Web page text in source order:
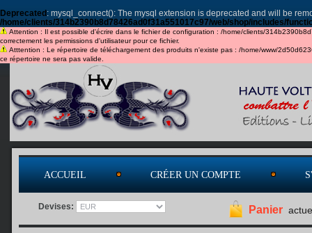
Deprecated : mysql_connect(): The mysql extension is deprecated and will be
/home/clients/314b2390b8d78426ad0f31a551017c97/web/shop/includes/
Attention : Il est possible d'écrire dans le fichier de configuration : /home/clients/
correctement les permissions d'utilisateur pour ce fichier.
Atttention : Le répertoire de téléchargement des produits n'existe pas : /home/www/
ce répertoire ne sera pas valide.
ACCUEIL CRÉER UN COMPTE
Devises: Panier